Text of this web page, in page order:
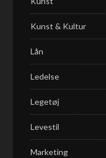
Kunst & Kultur
Lån
Ledelse
Legetøj
Levestil
Marketing